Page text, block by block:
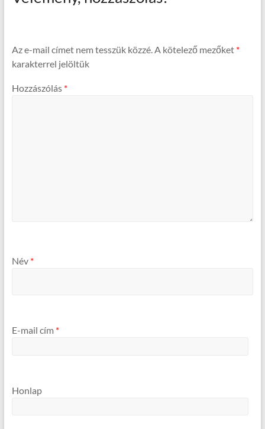
Az e-mail címet nem tesszük közzé. A kötelező mezőket *
karakterrel jelöltük
Hozzászólás *
Név *
E-mail cím *
Honlap